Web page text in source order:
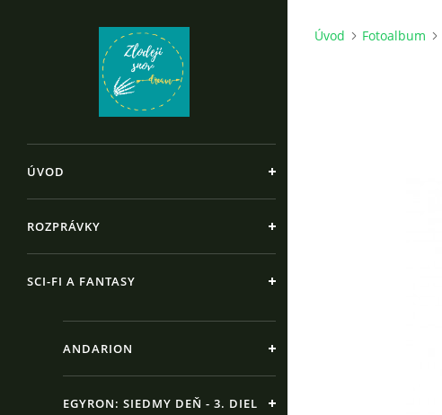
ÚVOD
ROZPRÁVKY
SCI-FI A FANTASY
ANDARION
EGYRON: SIEDMY DEŇ - 3. DIEL
Úvod Fotoalbum